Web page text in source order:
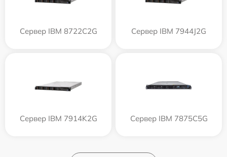
Сервер IBM 8722C2G Сервер IBM 7944J2G
Сервер IBM 7914K2G Сервер IBM 7875C5G